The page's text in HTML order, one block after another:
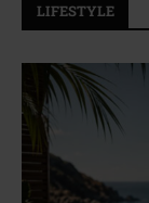
LIFESTYLE